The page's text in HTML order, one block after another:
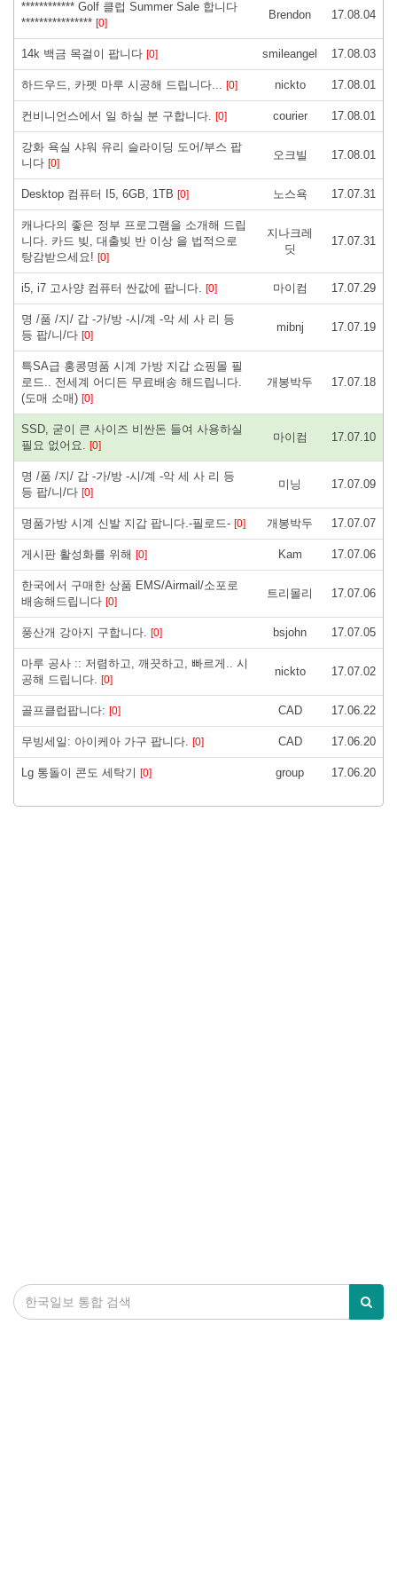
************ Golf 클럽 Summer Sale 합니다
**************** [0]
Brendon 17.08.04
14k 백금 목걸이 팝니다 [0] smileangel 17.08.03
하드우드, 카펫 마루 시공해 드립니다... [0] nickto 17.08.01
컨비니언스에서 일 하실 분 구합니다. [0] courier 17.08.01
강화 욕실 샤워 유리 슬라이딩 도어/부스 팝
니다 [0]
오크빌 17.08.01
Desktop 컴퓨터 I5, 6GB, 1TB [0] 노스욕 17.07.31
캐나다의 좋은 정부 프로그램을 소개해 드립
니다. 카드 빚, 대출빚 반 이상 을 법적으로
탕감받으세요! [0]
지나크레
딧
17.07.31
i5, i7 고사양 컴퓨터 싼값에 팝니다. [0] 마이컴 17.07.29
명 /품 /지/ 갑 -가/방 -시/계 -악 세 사 리 등
등 팝/니/다 [0]
mibnj 17.07.19
특SA급 홍콩명품 시계 가방 지갑 쇼핑몰 필
로드.. 전세계 어디든 무료배송 해드립니다.
(도매 소매) [0]
개봉박두 17.07.18
SSD, 굳이 큰 사이즈 비싼돈 들여 사용하실
필요 없어요. [0]
마이컴 17.07.10
명 /품 /지/ 갑 -가/방 -시/계 -악 세 사 리 등
등 팝/니/다 [0]
미닝 17.07.09
명품가방 시계 신발 지갑 팝니다.-필로드- [0] 개봉박두 17.07.07
게시판 활성화를 위해 [0] Kam 17.07.06
한국에서 구매한 상품 EMS/Airmail/소포로
배송해드립니다 [0]
트리몰리 17.07.06
풍산개 강아지 구합니다. [0] bsjohn 17.07.05
마루 공사 :: 저렴하고, 깨끗하고, 빠르게.. 시
공해 드립니다. [0]
nickto 17.07.02
골프클럽팝니다: [0] CAD 17.06.22
무빙세일: 아이케아 가구 팝니다. [0] CAD 17.06.20
Lg 통돌이 콘도 세탁기 [0] group 17.06.20